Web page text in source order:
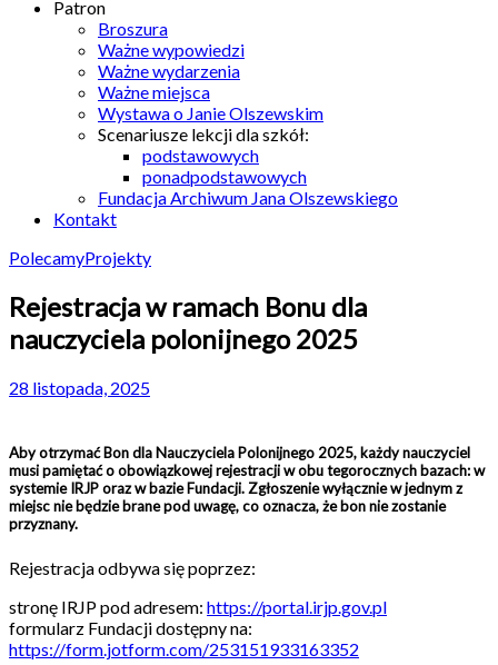
Patron
Broszura
Ważne wypowiedzi
Ważne wydarzenia
Ważne miejsca
Wystawa o Janie Olszewskim
Scenariusze lekcji dla szkół:
podstawowych
ponadpodstawowych
Fundacja Archiwum Jana Olszewskiego
Kontakt
PolecamyProjekty
Rejestracja w ramach Bonu dla
nauczyciela polonijnego 2025
28 listopada, 2025
Aby otrzymać Bon dla Nauczyciela Polonijnego 2025, każdy nauczyciel
musi pamiętać o obowiązkowej rejestracji w obu tegorocznych bazach: w
systemie IRJP oraz w bazie Fundacji. Zgłoszenie wyłącznie w jednym z
miejsc nie będzie brane pod uwagę, co oznacza, że bon nie zostanie
przyznany.
Rejestracja odbywa się poprzez:
stronę IRJP pod adresem: https://portal.irjp.gov.pl
formularz Fundacji dostępny na:
https://form.jotform.com/253151933163352